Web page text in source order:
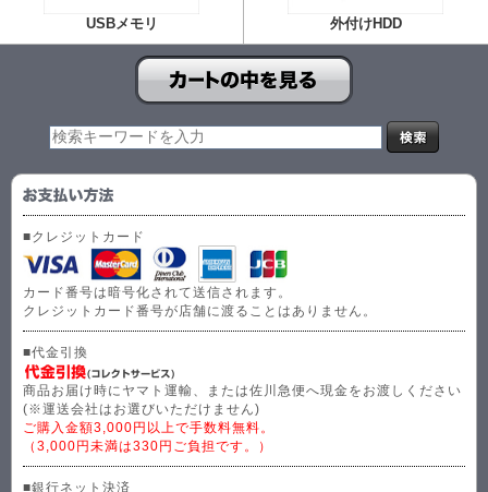
USBメモリ 外付けHDD
■クレジットカード
カード番号は暗号化されて送信されます。
クレジットカード番号が店舗に渡ることはありません。
■代金引換
商品お届け時にヤマト運輸、または佐川急便へ現金をお渡しください
(※運送会社はお選びいただけません)
ご購入金額3,000円以上で手数料無料。
（3,000円未満は330円ご負担です。）
■銀行ネット決済